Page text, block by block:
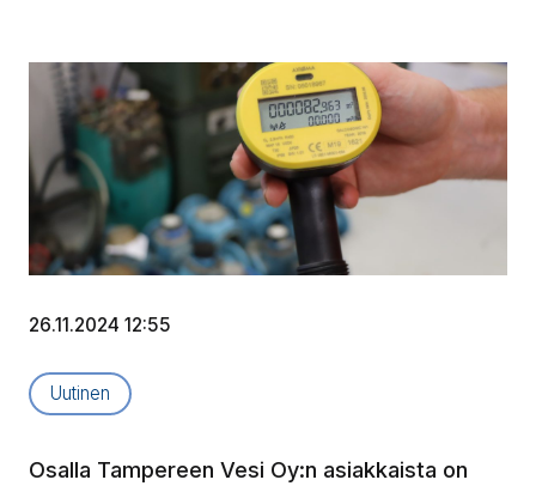
26.11.2024 12:55
Artikkelityyppi:
Uutinen
Osalla Tampereen Vesi Oy:n asiakkaista on